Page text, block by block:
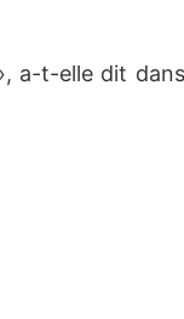
a-t-elle dit